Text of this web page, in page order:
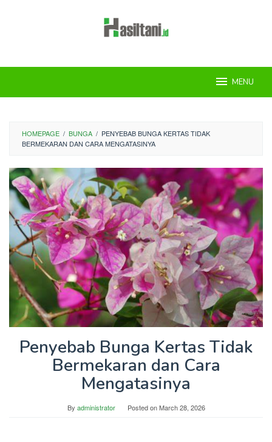
MENU
HOMEPAGE / BUNGA / PENYEBAB BUNGA KERTAS TIDAK
BERMEKARAN DAN CARA MENGATASINYA
Penyebab Bunga Kertas Tidak
Bermekaran dan Cara
Mengatasinya
By administrator Posted onMarch 28, 2026